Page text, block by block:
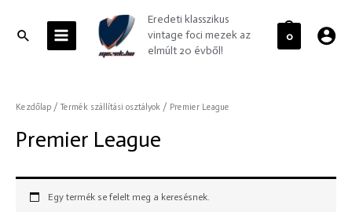
contentSearchMENU
Eredeti klasszikus
vintage foci mezek az
elmúlt 20 évből!
0
Kezdőlap / Termék szállítási osztályok / Premier League
Premier League
Egy termék se felelt meg a keresésnek.